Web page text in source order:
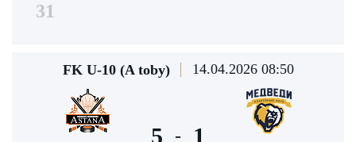
31
FK U-10 (A toby) 14.04.2026 08:50
5 - 1